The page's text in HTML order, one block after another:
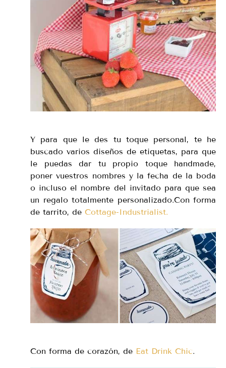
Y para que le des tu toque personal, te he
buscado varios diseños de etiquetas, para que
le puedas dar tu propio toque handmade,
poner vuestros nombres y la fecha de la boda
o incluso el nombre del invitado para que sea
un regalo totalmente personalizado.Con forma
de tarrito, de Cottage-Industrialist.
Con forma de corazón, de Eat Drink Chic.